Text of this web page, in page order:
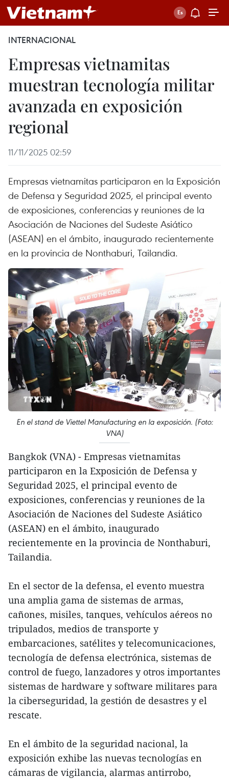
INTERNACIONAL
Empresas vietnamitas
muestran tecnología militar
avanzada en exposición
regional
11/11/2025 02:59
Empresas vietnamitas participaron en la Exposición
de Defensa y Seguridad 2025, el principal evento
de exposiciones, conferencias y reuniones de la
Asociación de Naciones del Sudeste Asiático
(ASEAN) en el ámbito, inaugurado recientemente
en la provincia de Nonthaburi, Tailandia.
En el stand de Viettel Manufacturing en la exposición. (Foto:
VNA)
Bangkok (VNA) - Empresas vietnamitas
participaron en la Exposición de Defensa y
Seguridad 2025, el principal evento de
exposiciones, conferencias y reuniones de la
Asociación de Naciones del Sudeste Asiático
(ASEAN) en el ámbito, inaugurado
recientemente en la provincia de Nonthaburi,
Tailandia.
En el sector de la defensa, el evento muestra
una amplia gama de sistemas de armas,
cañones, misiles, tanques, vehículos aéreos no
tripulados, medios de transporte y
embarcaciones, satélites y telecomunicaciones,
tecnología de defensa electrónica, sistemas de
control de fuego, lanzadores y otros importantes
sistemas de hardware y software militares para
la ciberseguridad, la gestión de desastres y el
rescate.
En el ámbito de la seguridad nacional, la
exposición exhibe las nuevas tecnologías en
cámaras de vigilancia, alarmas antirrobo,